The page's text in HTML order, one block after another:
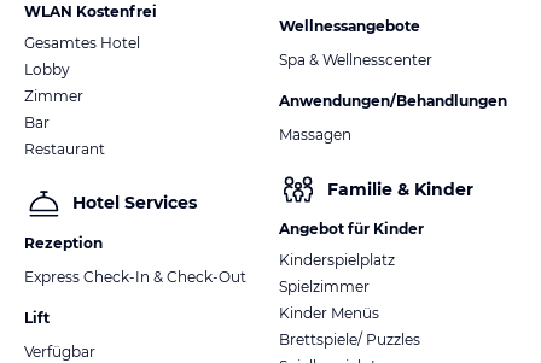
WLAN Kostenfrei
Gesamtes Hotel
Lobby
Zimmer
Bar
Restaurant
Hotel Services
Rezeption
Express Check-In & Check-Out
Lift
Verfügbar
Wellnessangebote
Spa & Wellnesscenter
Anwendungen/Behandlungen
Massagen
Familie & Kinder
Angebot für Kinder
Kinderspielplatz
Spielzimmer
Kinder Menüs
Brettspiele/ Puzzles